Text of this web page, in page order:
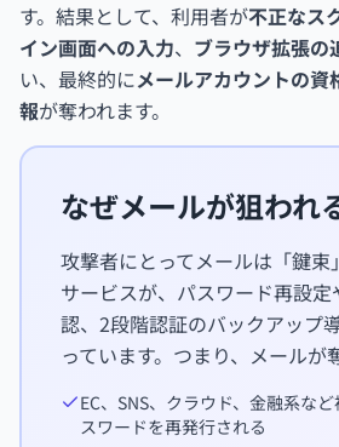
す。結果として、利用者が不正なス
イン画面への入力、 ブラウザ拡張の
い、最終的にメールアカウントの資
報が奪われます。
なぜメールが狙われ
攻撃者にとってメールは「鍵束
サービスが、パスワード再設
認、2段階認証のバックアップ
っています。つまり、メールが
EC、SNS、クラウド、金融系な
スワードを再発行される